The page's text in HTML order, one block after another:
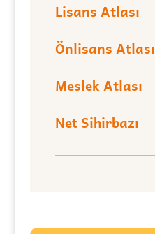
Lisans Atlası
Önlisans Atlası
Meslek Atlası
Net Sihirbazı